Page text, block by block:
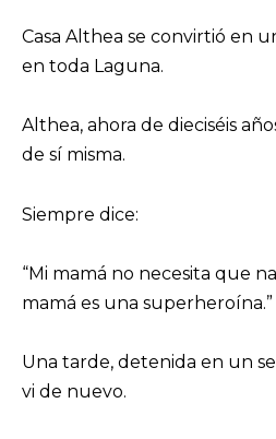
Casa Althea se convirtió en
en toda Laguna.
Althea, ahora de dieciséis
de sí misma.
Siempre dice:
“Mi mamá no necesita que
mamá es una superheroína.”
Una tarde, detenida en un
vi de nuevo.